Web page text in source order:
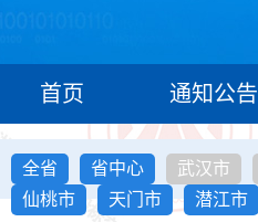
首页 通知公告
全省 省中心 武汉市
仙桃市
天门市 潜江市